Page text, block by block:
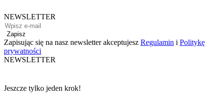
NEWSLETTER
Zapisz
Zapisując się na nasz newsletter akceptujesz Regulamin i Politykę
prywatności
NEWSLETTER
Jeszcze tylko jeden krok!